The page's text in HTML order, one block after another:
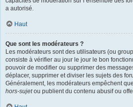
a autorisé.
Haut
Que sont les modérateurs ?
Les modérateurs sont des utilisateurs (ou
consiste à vérifier au jour le jour le bon
pouvoir de modifier ou supprimer des
déplacer, supprimer et diviser les sujets des
Généralement, les modérateurs empêchent
hors-sujetou publient du contenu abusif ou